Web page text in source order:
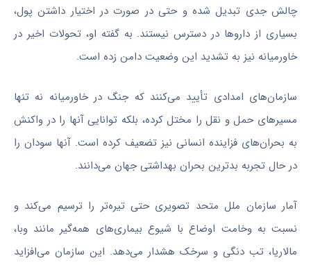
چالش جدی تبدیل شده و حتی در صورت در اختیار داشتن پول،
بسیاری از داروها در دسترس نیستند. به گفته او، تحولات اخیر در
خاورمیانه نیز به تشدید این وضعیت دامن زده است.
سازمان‌های امدادی تأیید می‌کنند که جنگ در خاورمیانه نه تنها
مسیرهای حمل و نقل را مختل کرده، بلکه توانایی آنها را در واکنش
به بحران‌های فزاینده انسانی نیز تضعیف کرده است. آنها سودان را
در حال تجربه بدترین بحران بهداشتی جهان می‌دانند.
آمار سازمان ملل متحد تصویری حتی تیره‌تر را ترسیم می‌کند و
نسبت به وخامت اوضاع با شیوع بیماری‌های همه‌گیر مانند وبا،
مالاریا، تب دنگی و سرخک هشدار می‌دهد. این سازمان می‌افزاید